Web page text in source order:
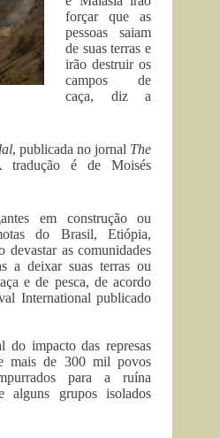
forçar que as
pessoas saiam
de suas terras e
irão destruir os
campos de
caça, diz a
, publicada no jornal The
tradução é de Moisés
em construção ou
do Brasil, Etiópia,
devastar as comunidades
a deixar suas terras ou
e de pesca, de acordo
International publicado
do impacto das represas
mais de 300 mil povos
para a ruína
alguns grupos isolados